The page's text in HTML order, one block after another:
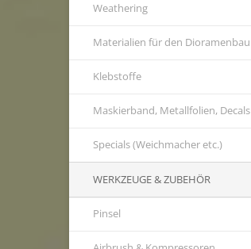
Weathering
Materialien für den Dioramenbau
Klebstoffe
Maskierband, Metallfolien, Decals
Specials (Weichmacher etc.)
WERKZEUGE & ZUBEHÖR
Pinsel